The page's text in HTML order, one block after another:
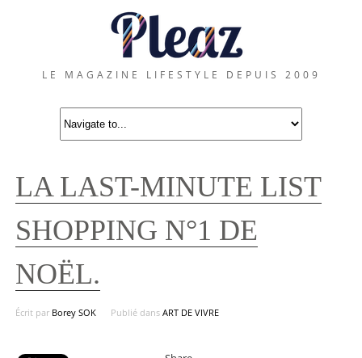
LE MAGAZINE LIFESTYLE DEPUIS 2009
LA LAST-MINUTE LIST
SHOPPING N°1 DE
NOËL.
Écrit par Borey SOK Publié dans ART DE VIVRE